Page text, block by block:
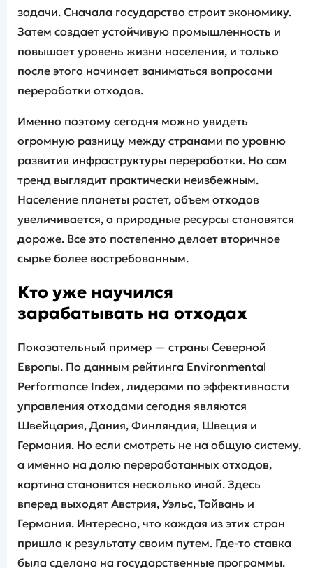
задачи. Сначала государство строит экономику.
Затем создает устойчивую промышленность и
повышает уровень жизни населения, и только
после этого начинает заниматься вопросами
переработки отходов.
Именно поэтому сегодня можно увидеть
огромную разницу между странами по уровню
развития инфраструктуры переработки. Но сам
тренд выглядит практически неизбежным.
Население планеты растет, объем отходов
увеличивается, а природные ресурсы становятся
дороже. Все это постепенно делает вторичное
сырье более востребованным.
Кто уже научился
зарабатывать на отходах
Показательный пример — страны Северной
Европы. По данным рейтинга Environmental
Performance Index, лидерами по эффективности
управления отходами сегодня являются
Швейцария, Дания, Финляндия, Швеция и
Германия. Но если смотреть не на общую систему,
а именно на долю переработанных отходов,
картина становится несколько иной. Здесь
вперед выходят Австрия, Уэльс, Тайвань и
Германия. Интересно, что каждая из этих стран
пришла к результату своим путем. Где-то ставка
была сделана на государственные программы.